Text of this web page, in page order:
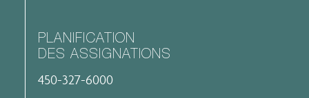
PLANIFICATION
DES ASSIGNATIONS
450-327-6000